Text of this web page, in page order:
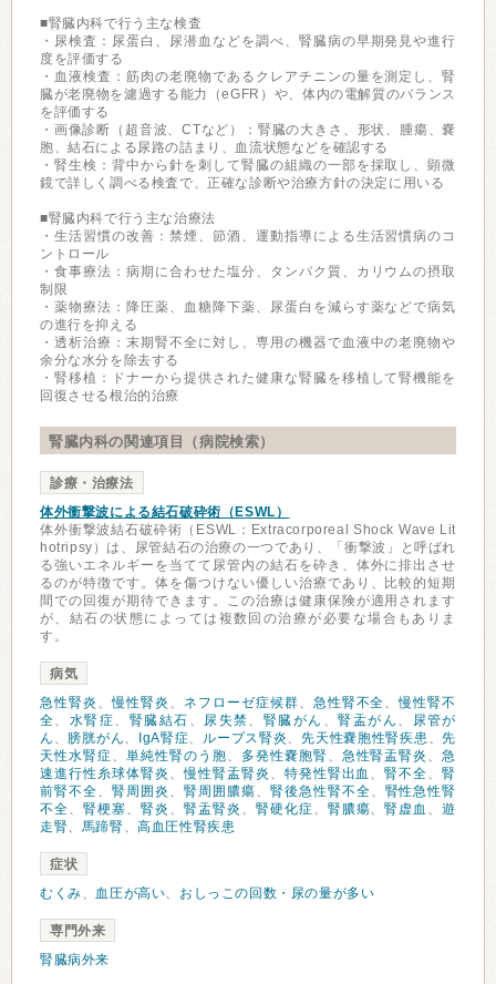
■腎臓内科で行う主な検査
・尿検査：尿蛋白、尿潜血などを調べ、腎臓病の早期発見や進行
度を評価する
・血液検査：筋肉の老廃物であるクレアチニンの量を測定し、腎
臓が老廃物を濾過する能力（eGFR）や、体内の電解質のバランス
を評価する
・画像診断（超音波、CTなど）：腎臓の大きさ、形状、腫瘍、嚢
胞、結石による尿路の詰まり、血流状態などを確認する
・腎生検：背中から針を刺して腎臓の組織の一部を採取し、顕微
鏡で詳しく調べる検査で、正確な診断や治療方針の決定に用いる
■腎臓内科で行う主な治療法
・生活習慣の改善：禁煙、節酒、運動指導による生活習慣病のコ
ントロール
・食事療法：病期に合わせた塩分、タンパク質、カリウムの摂取
制限
・薬物療法：降圧薬、血糖降下薬、尿蛋白を減らす薬などで病気
の進行を抑える
・透析治療：末期腎不全に対し、専用の機器で血液中の老廃物や
余分な水分を除去する
・腎移植：ドナーから提供された健康な腎臓を移植して腎機能を
回復させる根治的治療
腎臓内科の関連項目（病院検索）
診療・治療法
体外衝撃波による結石破砕術（ESWL）
体外衝撃波結石破砕術（ESWL：Extracorporeal Shock Wave Lit
hotripsy）は、尿管結石の治療の一つであり、「衝撃波」と呼ばれ
る強いエネルギーを当てて尿管内の結石を砕き、体外に排出させ
るのが特徴です。体を傷つけない優しい治療であり、比較的短期
間での回復が期待できます。この治療は健康保険が適用されます
が、結石の状態によっては複数回の治療が必要な場合もありま
す。
病気
急性腎炎 、慢性腎炎 、 ネフローゼ症候群、 急性腎不全、慢性腎不
全、 水腎症、 腎臓結石 、 尿失禁、 腎臓がん 、腎盂がん 、
尿管が
ん 、 膀胱がん、 IgA腎症、 ループス腎炎、先天性嚢胞性腎疾患 、先
天性水腎症、 単純性腎のう胞、 多発性嚢胞腎、 急性腎盂腎炎 、急
速進行性糸球体腎炎 、慢性腎盂腎炎 、 特発性腎出血 、腎不全、腎
前腎不全、 腎周囲炎 、 腎周囲膿瘍、 腎後急性腎不全、 腎性急性腎
不全、 腎梗塞、 腎炎 、 腎盂腎炎 、 腎硬化症、 腎膿瘍、腎虚血 、遊
走腎、 馬蹄腎、高血圧性腎疾患
症状
むくみ、 血圧が高い、 おしっこの回数・尿の量が多い
専門外来
腎臓病外来